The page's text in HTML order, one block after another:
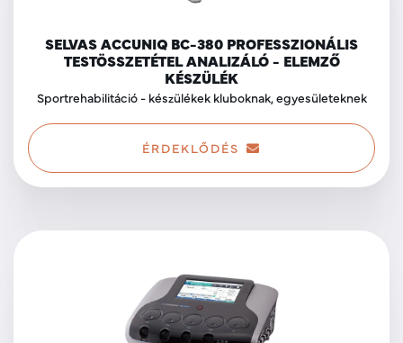
SELVAS ACCUNIQ BC-380 PROFESSZIONÁLIS
TESTÖSSZETÉTEL ANALIZÁLÓ - ELEMZŐ
KÉSZÜLÉK
Sportrehabilitáció - készülékek kluboknak, egyesületeknek
ÉRDEKLŐDÉS